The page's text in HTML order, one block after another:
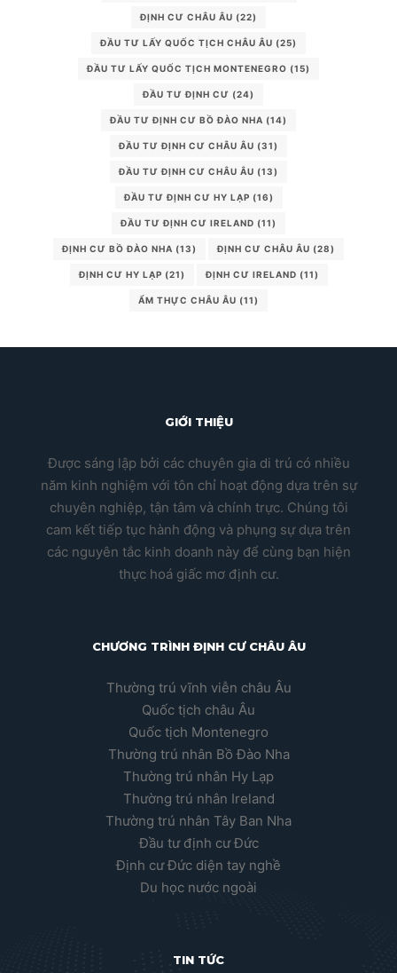
ĐỊNH CƯ CHÂU ÂU (22)
ĐẦU TƯ LẤY QUỐC TỊCH CHÂU ÂU (25)
ĐẦU TƯ LẤY QUỐC TỊCH MONTENEGRO (15)
ĐẦU TƯ ĐỊNH CƯ (24)
ĐẦU TƯ ĐỊNH CƯ BỒ ĐÀO NHA (14)
ĐẦU TƯ ĐỊNH CƯ CHÂU ÂU (31)
ĐẦU TƯ ĐỊNH CƯ CHÂU ÂU (13)
ĐẦU TƯ ĐỊNH CƯ HY LẠP (16)
ĐẦU TƯ ĐỊNH CƯ IRELAND (11)
ĐỊNH CƯ BỒ ĐÀO NHA (13) ĐỊNH CƯ CHÂU ÂU (28)
ĐỊNH CƯ HY LẠP (21) ĐỊNH CƯ IRELAND (11)
ẨM THỰC CHÂU ÂU (11)
GIỚI THIỆU
Được sáng lập bởi các chuyên gia di trú có nhiều
năm kinh nghiệm với tôn chỉ hoạt động dựa trên sự
chuyên nghiệp, tận tâm và chính trực. Chúng tôi
cam kết tiếp tục hành động và phụng sự dựa trên
các nguyên tắc kinh doanh này để cùng bạn hiện
thực hoá giấc mơ định cư.
CHƯƠNG TRÌNH ĐỊNH CƯ CHÂU ÂU
Thường trú vĩnh viễn châu Âu
Quốc tịch châu Âu
Quốc tịch Montenegro
Thường trú nhân Bồ Đào Nha
Thường trú nhân Hy Lạp
Thường trú nhân Ireland
Thường trú nhân Tây Ban Nha
Đầu tư định cư Đức
Định cư Đức diện tay nghề
Du học nước ngoài
TIN TỨC